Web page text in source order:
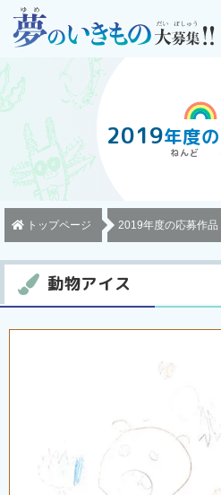
2019年度の
トップページ 2019年度の応募作品
動物アイス